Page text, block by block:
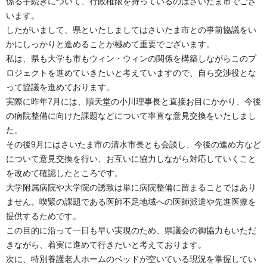
います。
したがいまして、県といたしましてはさいたま市との事前協議をい
かにしっかりと進めることが極めて重要でございます。
私は、県も大学も市もウィン・ウィンの関係を構築しながらこのプ
ロジェクトを進めていきたいと考えていますので、自ら交渉役とな
って協議を進めております。
実際に昨年7月には、順天堂の小川理事長と直接お目にかかり、今後
の病院整備に向けた課題などについて率直な意見交換をいたしまし
た。
その後9月にはさいたま市の清水市長とも会談し、今後の進め方など
について意見交換を行い、お互いに協力しながら対応していくこと
を改めて確認したところです。
大学附属病院や大学院の誘致は単に病院整備に留まることではあり
ません。喫緊の課題である医師不足地域への医師派遣や先進医療を
提供するためです。
この目的に沿って一日も早い実現のため、県議会の御協力もいただ
きながら、着実に進めて行きたいと考えております。
次に、特別養護老人ホームのベッドが空いている現況を掌握してい